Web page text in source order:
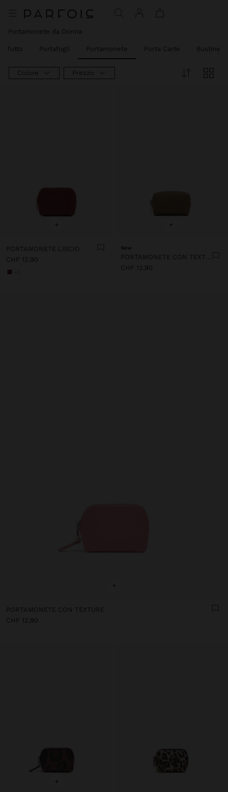
Portamonete da Donna
Tutto Portafogli Portamonete Porta Carte Bustine
Colore Prezzo
+
PORTAMONETE LISCIO
CHF 12,90
+
New
PORTAMONETE CON TEXTURE
CHF 12,90
+
PORTAMONETE CON TEXTURE
CHF 12,90
+